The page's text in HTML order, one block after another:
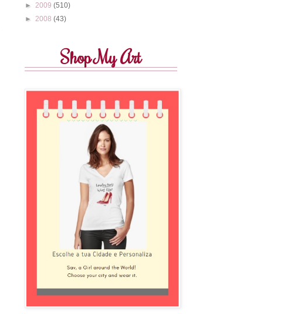
► 2009 (510)
► 2008 (43)
Shop My Art